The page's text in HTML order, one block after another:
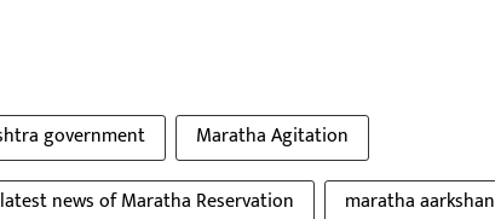
government
Maratha Agitation
latest news of Maratha Reservation
maratha aarkshan